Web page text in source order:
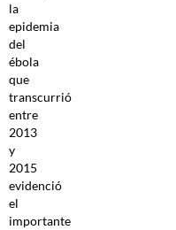
la
epidemia
del
ébola
que
transcurrió
entre
2013
y
2015
evidenció
el
importante